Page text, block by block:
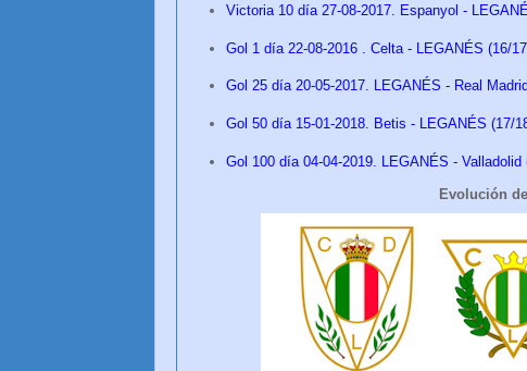
Victoria 10 día 27-08-2017. Espanyol -
Gol 1 día 22-08-2016 . Celta - LEGANÉS (16/
Gol 25 día 20-05-2017. LEGANÉS - Real
Gol 50 día 15-01-2018. Betis - LEGANÉS (17/
Gol 100 día 04-04-2019. LEGANÉS - Valladolid
Evolución